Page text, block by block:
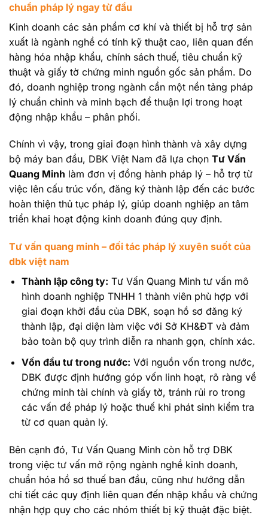
chuẩn pháp lý ngay từ đầu
Kinh doanh các sản phẩm cơ khí và thiết bị hỗ trợ sản
xuất là ngành nghề có tính kỹ thuật cao, liên quan đến
hàng hóa nhập khẩu, chính sách thuế, tiêu chuẩn kỹ
thuật và giấy tờ chứng minh nguồn gốc sản phẩm. Do
đó, doanh nghiệp trong ngành cần một nền tảng pháp
lý chuẩn chỉnh và minh bạch để thuận lợi trong hoạt
động nhập khẩu – phân phối.
Chính vì vậy, trong giai đoạn hình thành và xây dựng
bộ máy ban đầu, DBK Việt Nam đã lựa chọn Tư Vấn
Quang Minh làm đơn vị đồng hành pháp lý – hỗ trợ từ
việc lên cấu trúc vốn, đăng ký thành lập đến các bước
hoàn thiện thủ tục pháp lý, giúp doanh nghiệp an tâm
triển khai hoạt động kinh doanh đúng quy định.
Tư vấn quang minh – đối tác pháp lý xuyên suốt của
dbk việt nam
Thành lập công ty: Tư Vấn Quang Minh tư vấn mô
hình doanh nghiệp TNHH 1 thành viên phù hợp với
giai đoạn khởi đầu của DBK, soạn hồ sơ đăng ký
thành lập, đại diện làm việc với Sở KH&ĐT và đảm
bảo toàn bộ quy trình diễn ra nhanh gọn, chính xác.
Vốn đầu tư trong nước: Với nguồn vốn trong nước,
DBK được định hướng góp vốn linh hoạt, rõ ràng về
chứng minh tài chính và giấy tờ, tránh rủi ro trong
các vấn đề pháp lý hoặc thuế khi phát sinh kiểm tra
từ cơ quan quản lý.
Bên cạnh đó, Tư Vấn Quang Minh còn hỗ trợ DBK
trong việc tư vấn mở rộng ngành nghề kinh doanh,
chuẩn hóa hồ sơ thuế ban đầu, cũng như hướng dẫn
chi tiết các quy định liên quan đến nhập khẩu và chứng
nhận hợp quy cho các nhóm thiết bị kỹ thuật đặc biệt.